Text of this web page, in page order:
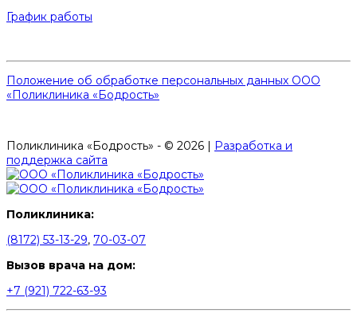
График работы
Положение об обработке персональных данных ООО
«Поликлиника «Бодрость»
Поликлиника «Бодрость» - © 2026 |
Разработка и
поддержка сайта
Поликлиника:
(8172) 53-13-29, 70-03-07
Вызов врача на дом:
+7 (921) 722-63-93